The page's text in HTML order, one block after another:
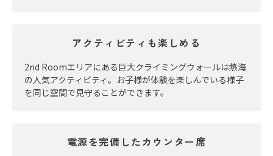
アクティビティも楽しめる
2nd Roomエリアにある巨大クライミングウォールは熱海
の人気アクティビティ。お子様が体験を楽しんでいる様子
を同じ空間で見守ることができます。
電源を完備したカウンター席